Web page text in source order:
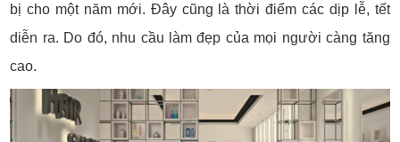
bị cho một năm mới. Đây cũng là thời điểm các dịp lễ, tết
diễn ra. Do đó, nhu cầu làm đẹp của mọi người càng tăng
cao.